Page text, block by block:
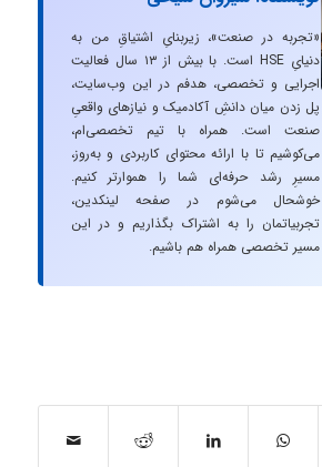
«تجربه در صنعت»، زیربنایِ اشتیاقِ من به
دنیایِ HSE است. با بیش از ۱۳ سال فعالیت
اجرایی و تخصصی، هدفم در این وب‌سایت،
پل زدن میان دانشِ آکادمیک و نیازهای واقعیِ
صنعت است. همراه با تیم تخصصی‌ام،
می‌کوشیم تا با ارائه محتوای کاربردی و به‌روز،
مسیرِ رشد حرفه‌ای شما را هموارتر کنیم.
خوشحال می‌شوم در صفحه لینکدین،
تجربیاتمان را به اشتراک بگذاریم و در این
مسیر تخصصی همراه هم باشیم.